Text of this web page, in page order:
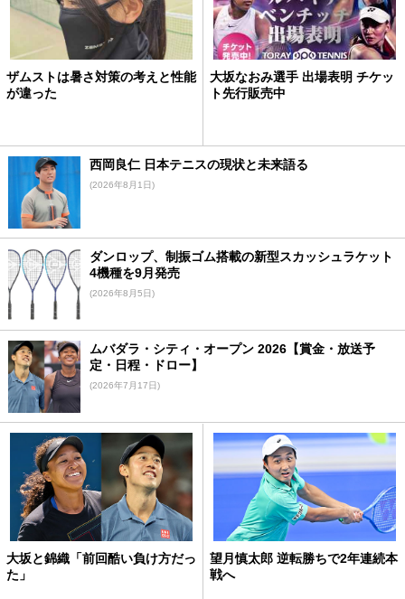
ザムストは暑さ対策の考えと性能
が違った
大坂なおみ選手 出場表明 チケッ
ト先行販売中
西岡良仁 日本テニスの現状と未来語る
(2026年8月1日)
ダンロップ、制振ゴム搭載の新型スカッシュラケット
4機種を9月発売
(2026年8月5日)
ムバダラ・シティ・オープン 2026【賞金・放送予
定・日程・ドロー】
(2026年7月17日)
大坂と錦織「前回酷い負け方だっ
た」
望月慎太郎 逆転勝ちで2年連続本
戦へ